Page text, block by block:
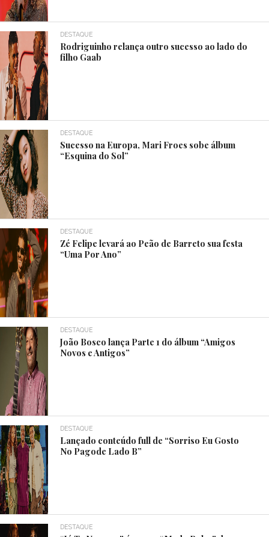
DESTAQUE
Rodriguinho relança outro sucesso ao lado do
filho Gaab
DESTAQUE
Sucesso na Europa, Mari Froes sobe álbum
“Esquina do Sol”
DESTAQUE
Zé Felipe levará ao Peão de Barreto sua festa
“Uma Por Ano”
DESTAQUE
João Bosco lança Parte 1 do álbum “Amigos
Novos e Antigos”
DESTAQUE
Lançado conteúdo full de “Sorriso Eu Gosto
No Pagode Lado B”
DESTAQUE